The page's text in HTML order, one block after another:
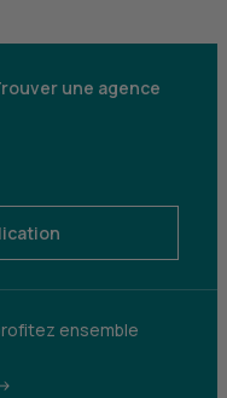
une agence
ensemble